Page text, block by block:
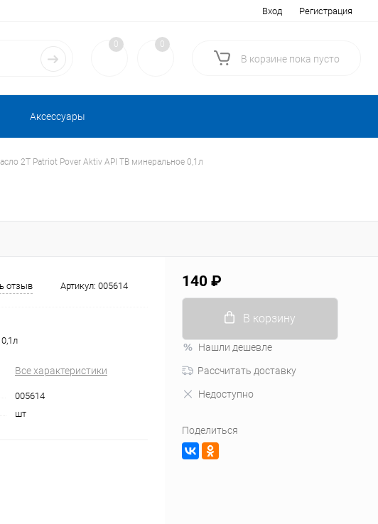
Вход Регистрация
0 0
В корзине пока пусто
Аксессуары
2Т Patriot Pover Aktiv АPI TB минеральное 0,1л
отзыв Артикул: 005614
Все характеристики
005614
шт
140 ₽
В корзину
Нашли дешевле
Рассчитать доставку
Недоступно
Поделиться